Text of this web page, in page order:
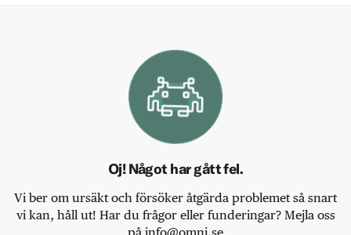
Oj! Något har gått fel.
Vi ber om ursäkt och försöker åtgärda problemet så snart
vi kan, håll ut! Har du frågor eller funderingar? Mejla oss